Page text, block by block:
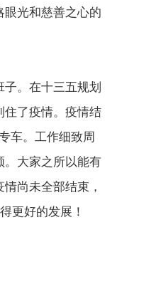
光和慈善之心的
。 在十三五规划
了疫情。 疫情结
车。 工作细致周
大家之所以能有
尚未全部结束，
更好的发展！